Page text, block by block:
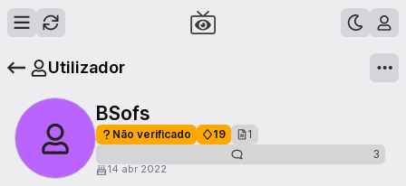
Utilizador
BSofs
Não verificado 19
1
3
14 abr 2022